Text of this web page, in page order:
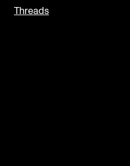
Threads